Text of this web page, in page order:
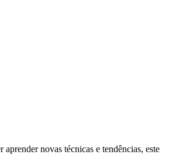
novas técnicas e tendências, este